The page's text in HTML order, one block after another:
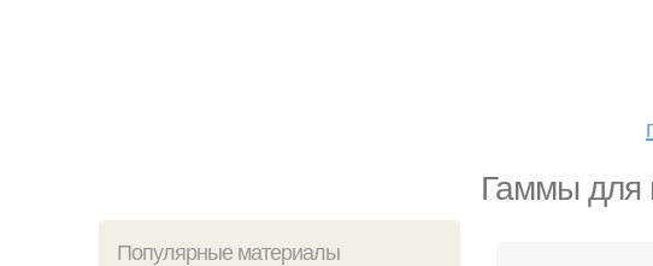
Гаммы для
Популярные материалы